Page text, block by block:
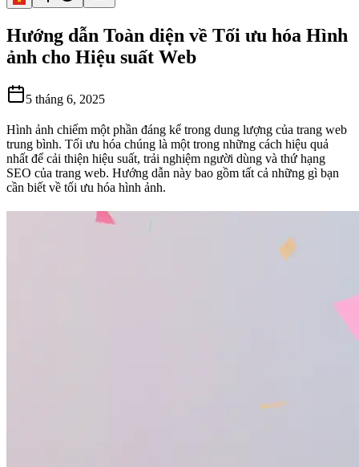
Hướng dẫn Toàn diện về Tối ưu hóa Hình
ảnh cho Hiệu suất Web
5 tháng 6, 2025
Hình ảnh chiếm một phần đáng kể trong dung lượng của trang web
trung bình. Tối ưu hóa chúng là một trong những cách hiệu quả
nhất để cải thiện hiệu suất, trải nghiệm người dùng và thứ hạng
SEO của trang web. Hướng dẫn này bao gồm tất cả những gì bạn
cần biết về tối ưu hóa hình ảnh.